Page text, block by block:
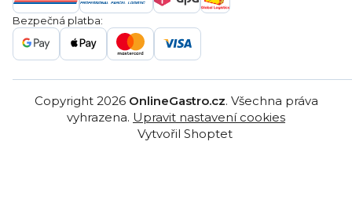
Značky
Gastro velkoobchod
Bezpečná platba:
Vytvořil Shoptet
Copyright 2026 OnlineGastro.cz. Všechna práva
vyhrazena. Upravit nastavení cookies